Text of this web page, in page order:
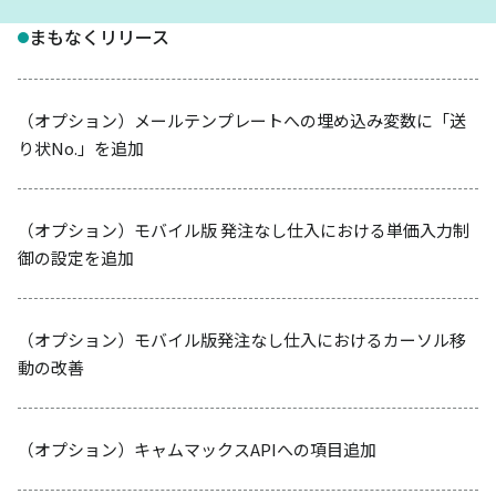
まもなくリリース
（オプション）メールテンプレートへの埋め込み変数に「送
り状No.」を追加
（オプション）モバイル版 発注なし仕入における単価入力制
御の設定を追加
（オプション）モバイル版発注なし仕入におけるカーソル移
動の改善
（オプション）キャムマックスAPIへの項目追加